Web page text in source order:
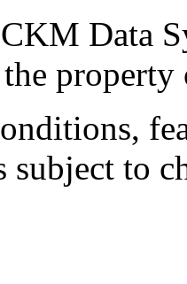
Data
subject to